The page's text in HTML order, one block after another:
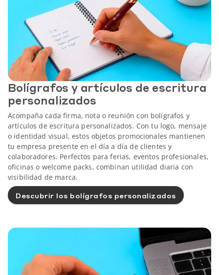
Bolígrafos y artículos de escritura
personalizados
Acompaña cada firma, nota o reunión con bolígrafos y
artículos de escritura personalizados. Con tu logo, mensaje
o identidad visual, estos objetos promocionales mantienen
tu empresa presente en el día a día de clientes y
colaboradores. Perfectos para ferias, eventos profesionales,
oficinas o welcome packs, combinan utilidad diaria con
visibilidad de marca.
Descubrir los bolígrafos personalizados